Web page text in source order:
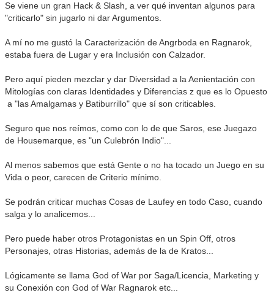
Se viene un gran Hack & Slash, a ver qué inventan algunos para
"criticarlo" sin jugarlo ni dar Argumentos.
A mí no me gustó la Caracterización de Angrboda en Ragnarok,
estaba fuera de Lugar y era Inclusión con Calzador.
Pero aquí pieden mezclar y dar Diversidad a la Aenientación con
Mitologías con claras Identidades y Diferencias z que es lo Opuesto
a "las Amalgamas y Batiburrillo" que sí son criticables.
Seguro que nos reímos, como con lo de que Saros, ese Juegazo
de Housemarque, es "un Culebrón Indio"...
Al menos sabemos que está Gente o no ha tocado un Juego en su
Vida o peor, carecen de Criterio mínimo.
Se podrán criticar muchas Cosas de Laufey en todo Caso, cuando
salga y lo analicemos...
Pero puede haber otros Protagonistas en un Spin Off, otros
Personajes, otras Historias, además de la de Kratos...
Lógicamente se llama God of War por Saga/Licencia, Marketing y
su Conexión con God of War Ragnarok etc...